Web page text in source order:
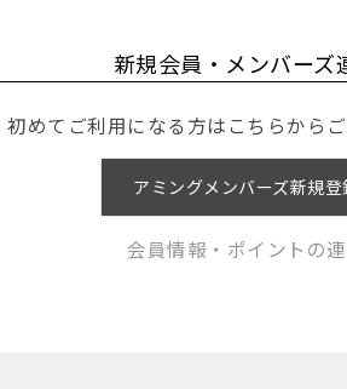
新規会員・メンバーズ
初めてご利用になる方はこちらからご
アミングメンバーズ新規登
会員情報・ポイントの